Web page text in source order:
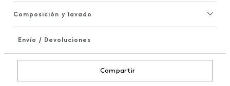
Composición y lavado
Envío / Devoluciones
Compartir